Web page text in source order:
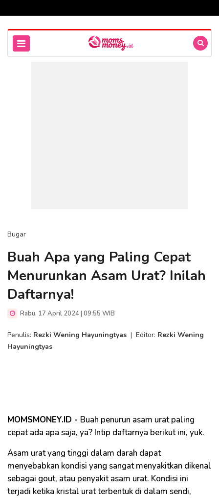
Bugar
Buah Apa yang Paling Cepat
Menurunkan Asam Urat? Inilah
Daftarnya!
Rabu, 17 April 2024 | 09:55 WIB
Penulis: Rezki Wening Hayuningtyas | Editor: Rezki Wening
Hayuningtyas
MOMSMONEY.ID - Buah penurun asam urat paling
cepat ada apa saja, ya? Intip daftarnya berikut ini, yuk.
Asam urat yang tinggi dalam darah dapat
menyebabkan kondisi yang sangat menyakitkan dikenal
sebagai gout, atau penyakit asam urat. Kondisi ini
terjadi ketika kristal urat terbentuk di dalam sendi,